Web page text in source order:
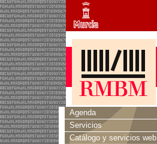
Agenda
Servicios
Catálogo y servicios web